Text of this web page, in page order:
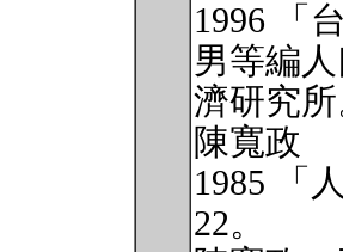
1996 「
男等編
濟研究所
陳寬政
1985 「
22。